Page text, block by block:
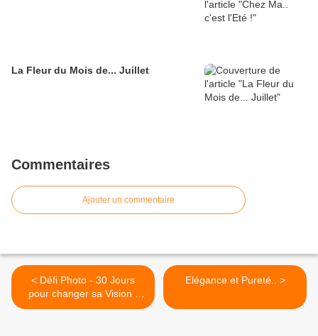
La Fleur du Mois de... Juillet
Commentaires
Ajouter un commentaire
< Défi Photo - 30 Jours
pour changer sa Vision -
Mai - Jour 25 - Photo
Elégance et Pureté.. >